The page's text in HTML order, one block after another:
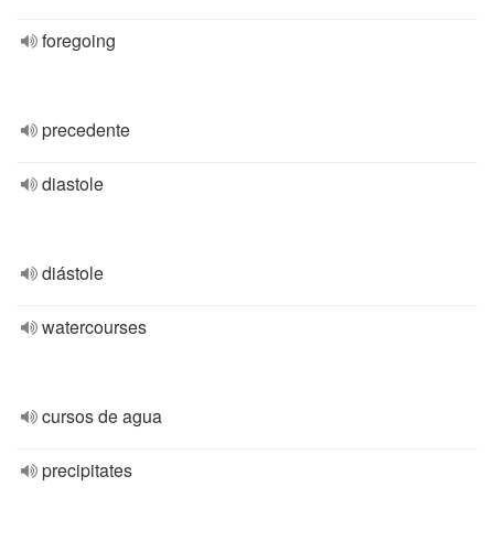
foregoing
precedente
diastole
diástole
watercourses
cursos de agua
precipitates